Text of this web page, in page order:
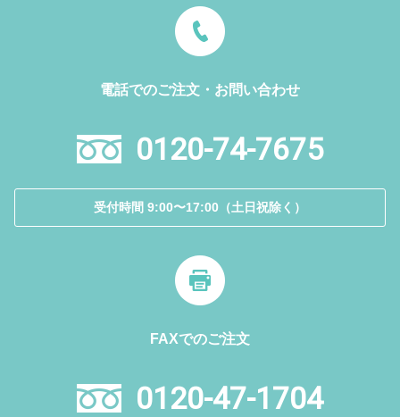
電話でのご注文・お問い合わせ
0120-74-7675
受付時間 9:00〜17:00（土日祝除く）
FAXでのご注文
0120-47-1704